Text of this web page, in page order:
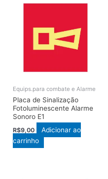
Equips.para combate e Alarme
Placa de Sinalização
Fotoluminescente Alarme
Sonoro E1
R$9,00
Adicionar ao
carrinho